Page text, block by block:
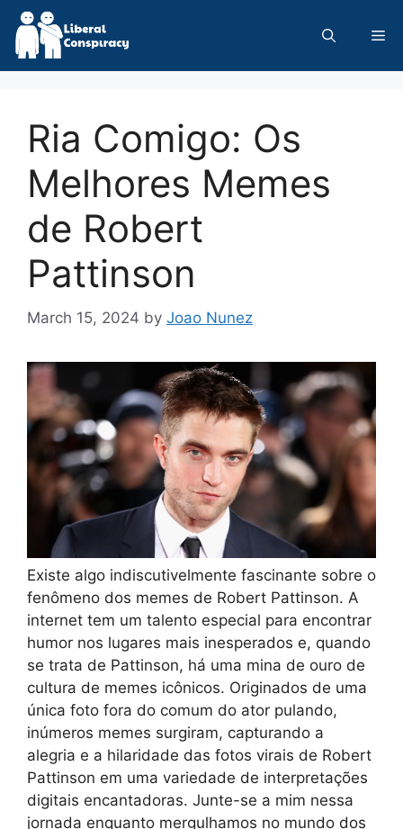
Skip
content
Ria Comigo: Os
Melhores Memes
de Robert
Pattinson
March 15, 2024 by Joao Nunez
Existe algo indiscutivelmente fascinante sobre o
fenômeno dos memes de Robert Pattinson. A
internet tem um talento especial para encontrar
humor nos lugares mais inesperados e, quando
se trata de Pattinson, há uma mina de ouro de
cultura de memes icônicos. Originados de uma
única foto fora do comum do ator pulando,
inúmeros memes surgiram, capturando a
alegria e a hilaridade das fotos virais de Robert
Pattinson em uma variedade de interpretações
digitais encantadoras. Junte-se a mim nessa
jornada enquanto mergulhamos no mundo dos